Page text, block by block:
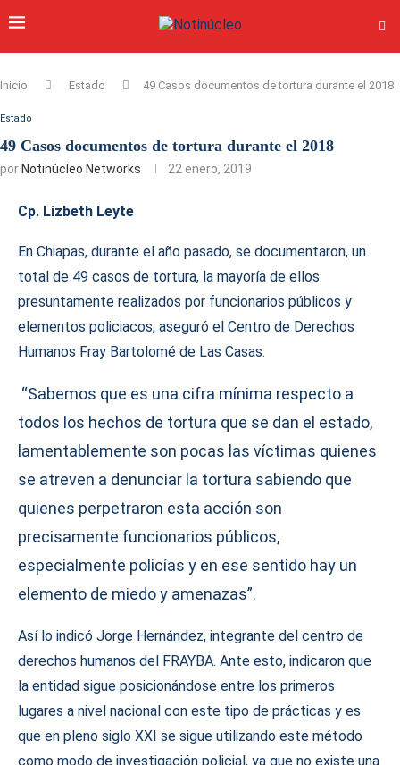
Inicio Estado 49 Casos documentos de tortura durante el 2018
Estado
49 Casos documentos de tortura durante el 2018
por Notinúcleo Networks 22 enero, 2019
Cp. Lizbeth Leyte
En Chiapas, durante el año pasado, se documentaron, un
total de 49 casos de tortura, la mayoría de ellos
presuntamente realizados por funcionarios públicos y
elementos policiacos, aseguró el Centro de Derechos
Humanos Fray Bartolomé de Las Casas.
“Sabemos que es una cifra mínima respecto a
todos los hechos de tortura que se dan el estado,
lamentablemente son pocas las víctimas quienes
se atreven a denunciar la tortura sabiendo que
quienes perpetraron esta acción son
precisamente funcionarios públicos,
especialmente policías y en ese sentido hay un
elemento de miedo y amenazas”.
Así lo indicó Jorge Hernández, integrante del centro de
derechos humanos del FRAYBA. Ante esto, indicaron que
la entidad sigue posicionándose entre los primeros
lugares a nivel nacional con este tipo de prácticas y es
que en pleno siglo XXI se sigue utilizando este método
como modo de investigación policial, ya que no existe una